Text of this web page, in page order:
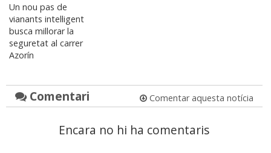
Un nou pas de
vianants intel·ligent
busca millorar la
seguretat al carrer
Azorín
Comentari Comentar aquesta notícia
Encara no hi ha comentaris